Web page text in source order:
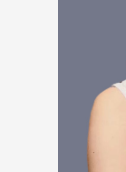
自
达
秀
理
来
德学
基斯